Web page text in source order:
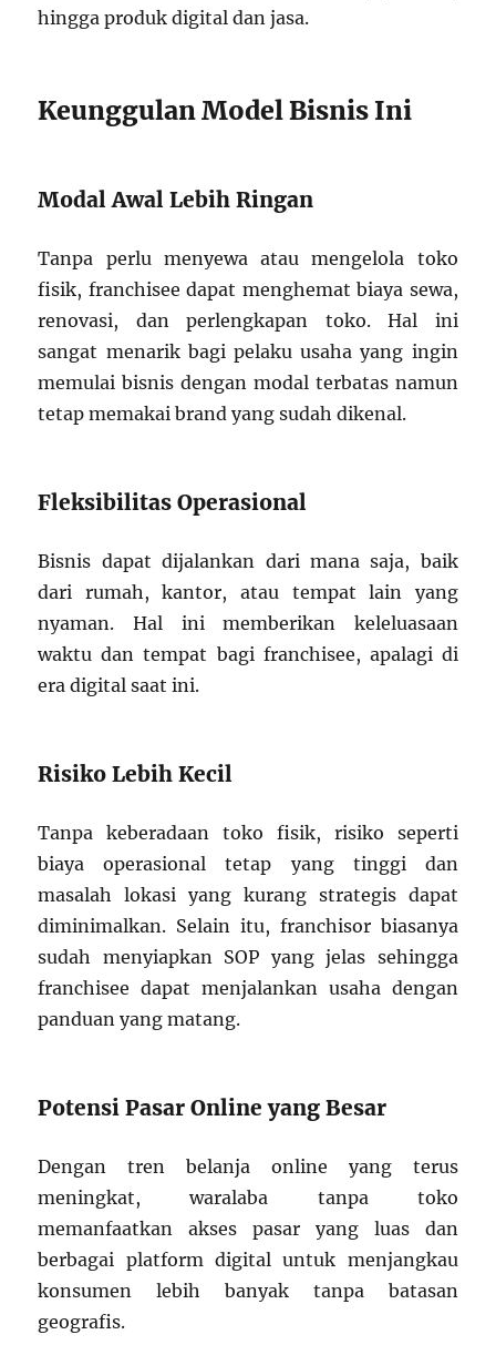
hingga produk digital dan jasa.
Keunggulan Model Bisnis Ini
Modal Awal Lebih Ringan
Tanpa perlu menyewa atau mengelola toko
fisik, franchisee dapat menghemat biaya sewa,
renovasi, dan perlengkapan toko. Hal ini
sangat menarik bagi pelaku usaha yang ingin
memulai bisnis dengan modal terbatas namun
tetap memakai brand yang sudah dikenal.
Fleksibilitas Operasional
Bisnis dapat dijalankan dari mana saja, baik
dari rumah, kantor, atau tempat lain yang
nyaman. Hal ini memberikan keleluasaan
waktu dan tempat bagi franchisee, apalagi di
era digital saat ini.
Risiko Lebih Kecil
Tanpa keberadaan toko fisik, risiko seperti
biaya operasional tetap yang tinggi dan
masalah lokasi yang kurang strategis dapat
diminimalkan. Selain itu, franchisor biasanya
sudah menyiapkan SOP yang jelas sehingga
franchisee dapat menjalankan usaha dengan
panduan yang matang.
Potensi Pasar Online yang Besar
Dengan tren belanja online yang terus
meningkat, waralaba tanpa toko
memanfaatkan akses pasar yang luas dan
berbagai platform digital untuk menjangkau
konsumen lebih banyak tanpa batasan
geografis.